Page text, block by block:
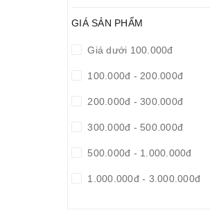
GIÁ SẢN PHẨM
Giá dưới 100.000đ
100.000đ - 200.000đ
200.000đ - 300.000đ
300.000đ - 500.000đ
500.000đ - 1.000.000đ
1.000.000đ - 3.000.000đ